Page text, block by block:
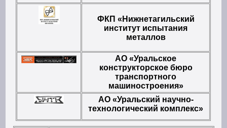
ФКП «Нижнетагильский
институт испытания
металлов
АО «Уральское
конструкторское бюро
транспортного
машиностроения»
АО «Уральский научно-
технологический комплекс»